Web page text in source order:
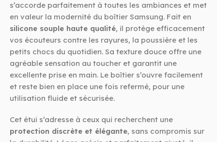
s’accorde parfaitement à toutes les ambiances et met
en valeur la modernité du boîtier Samsung. Fait en
silicone souple haute qualité, il protège efficacement
vos écouteurs contre les rayures, la poussière et les
petits chocs du quotidien. Sa texture douce offre une
agréable sensation au toucher et garantit une
excellente prise en main. Le boîtier s’ouvre facilement
et reste bien en place une fois refermé, pour une
utilisation fluide et sécurisée.
Cet étui s’adresse à ceux qui recherchent une
protection discrète et élégante, sans compromis sur